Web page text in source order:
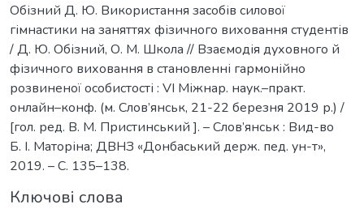
Обізний Д. Ю. Використання засобів силової
гімнастики на заняттях фізичного виховання студентів
/ Д. Ю. Обізний, О. М. Школa // Взаємодія духовного й
фізичного виховання в становленні гармонійно
розвиненої особистості : VІ Міжнар. наук.–практ.
онлайн–конф. (м. Слов’янськ, 21-22 березня 2019 р.) /
[гол. ред. В. М. Пристинський ]. – Слов’янськ : Вид-во
Б. І. Маторіна; ДВНЗ «Донбаський держ. пед. ун-т»,
2019. – С. 135–138.
Ключові слова